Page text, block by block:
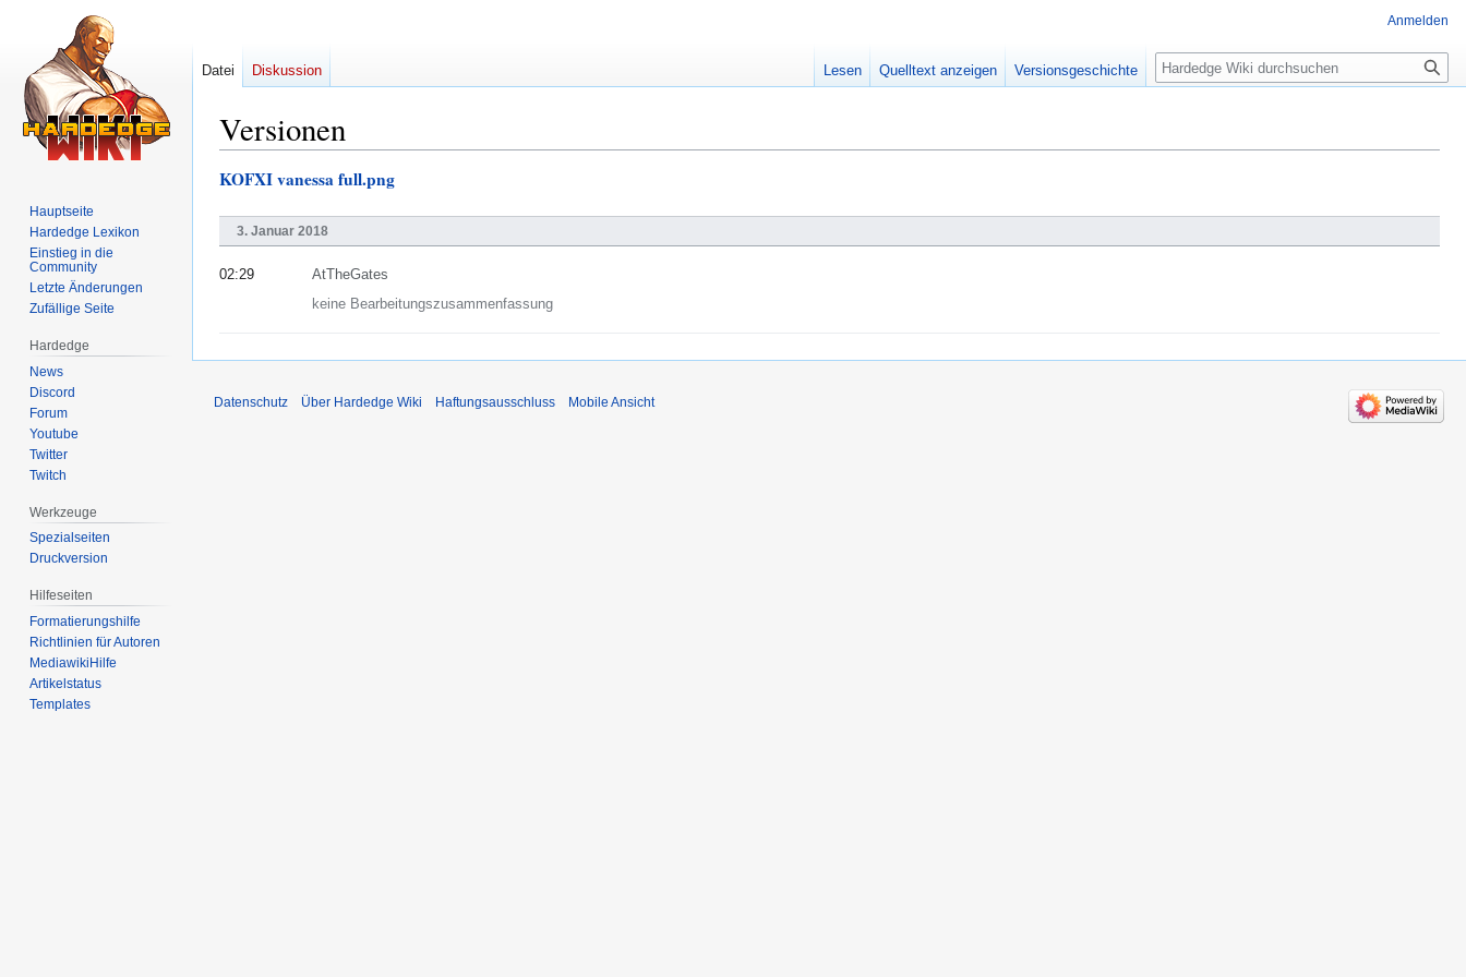
Versionen
Zur
springen
Zur
springen
KOFXI vanessa full.png
3. Januar 2018
AtTheGates
keine Bearbeitungszusammenfassung
02:29
Anmelden
Datei Diskussion Lesen Quelltext anzeigen Versionsgeschichte Suche
Hauptseite
Hardedge Lexikon
Einstieg in die
Community
Letzte Änderungen
Zufällige Seite
Hardedge
News
Discord
Forum
Youtube
Twitter
Twitch
Werkzeuge
Spezialseiten
Druckversion
Hilfeseiten
Formatierungshilfe
Richtlinien für Autoren
MediawikiHilfe
Artikelstatus
Templates
Datenschutz Über Hardedge Wiki Haftungsausschluss Mobile Ansicht